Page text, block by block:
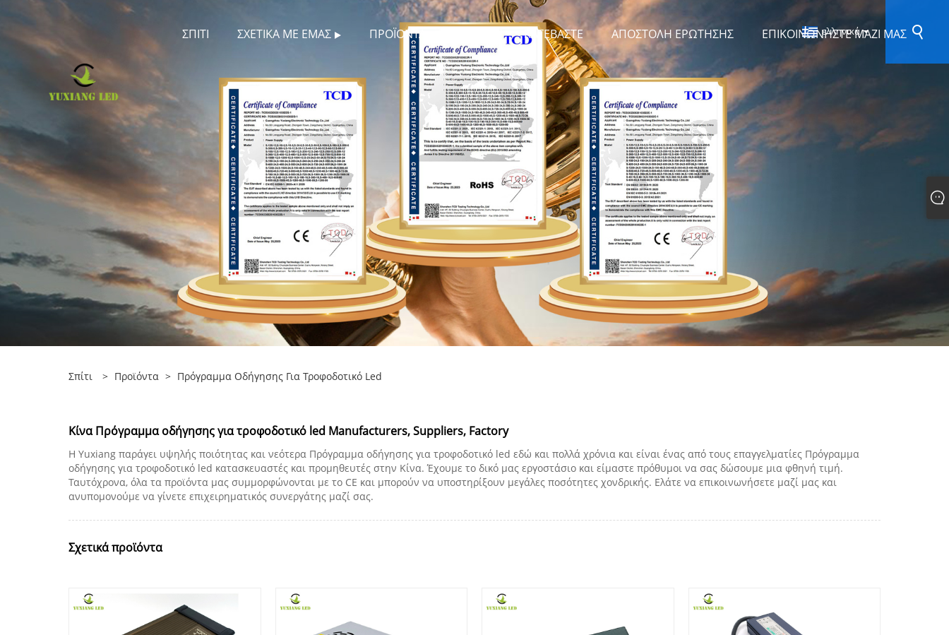
ΣΠΊΤΙ ΣΧΕΤΙΚΆ ΜΕ ΕΜΆΣ ΠΡΟΪΌΝΤΑ ΚΑΤΕΒΆΣΤΕ ΑΠΟΣΤΟΛΉ ΕΡΏΤΗΣΗΣ ΕΠΙΚΟΙΝΩΝΉΣΤΕ ΜΑΖΊ ΜΑΣ
ελληνικά
Σπίτι > Προϊόντα > Πρόγραμμα Οδήγησης Για Τροφοδοτικό Led
Κίνα Πρόγραμμα οδήγησης για τροφοδοτικό led Manufacturers, Suppliers, Factory
Η Yuxiang παράγει υψηλής ποιότητας και νεότερα Πρόγραμμα οδήγησης για τροφοδοτικό led εδώ και πολλά χρόνια και είναι ένας από τους επαγγελματίες Πρόγραμμα
οδήγησης για τροφοδοτικό led κατασκευαστές και προμηθευτές στην Κίνα. Έχουμε το δικό μας εργοστάσιο και είμαστε πρόθυμοι να σας δώσουμε μια φθηνή τιμή.
Ταυτόχρονα, όλα τα προϊόντα μας συμμορφώνονται με το CE και μπορούν να υποστηρίξουν μεγάλες ποσότητες χονδρικής. Ελάτε να επικοινωνήσετε μαζί μας και
ανυπομονούμε να γίνετε επιχειρηματικός συνεργάτης μαζί σας.
Σχετικά προϊόντα